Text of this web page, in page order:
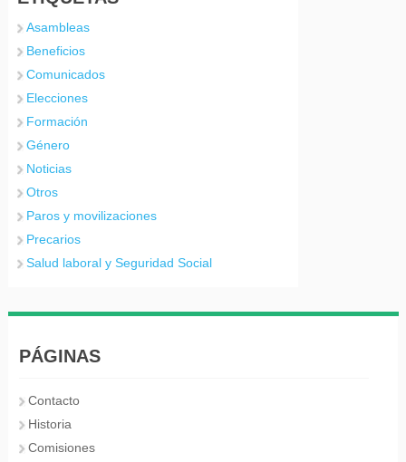
Asambleas
Beneficios
Comunicados
Elecciones
Formación
Género
Noticias
Otros
Paros y movilizaciones
Precarios
Salud laboral y Seguridad Social
PÁGINAS
Contacto
Historia
Comisiones